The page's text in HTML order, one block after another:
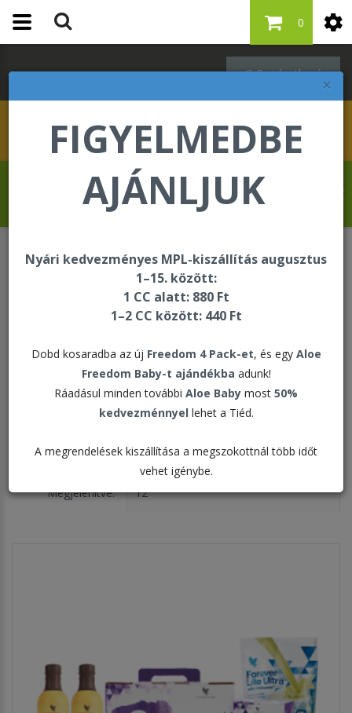
×
FIGYELMEDBE
AJÁNLJUK
Nyári kedvezményes MPL-kiszállítás augusztus
1–15. között:
1 CC alatt: 880 Ft
1–2 CC között: 440 Ft
Dobd kosaradba az új Freedom 4 Pack-et, és egy Aloe
Freedom Baby-t ajándékba adunk!
Ráadásul minden további Aloe Baby most 50%
kedvezménnyel lehet a Tiéd.
A megrendelések kiszállítása a megszokottnál több időt
vehet igénybe.
Bejelentkezés
0
Szabó Regina üdvözli Önt a Forever Living
internetes áruházában!
C9
A C9 füzet itt megtekinthető, letölthető >>>
Megjelenítve: